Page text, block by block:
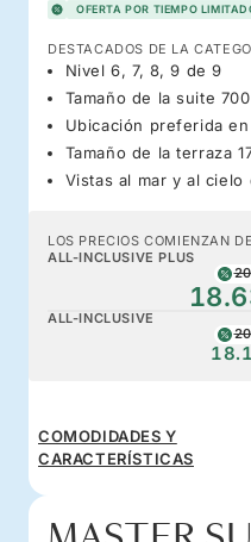
OFERTA POR TIEMPO
DESTACADOS DE LA
Nivel 6, 7, 8, 9 de 9
Tamaño de la suite
Ubicación preferida
Tamaño de la terraza
Vistas al mar y al
LOS PRECIOS COMIENZAN
ALL-INCLUSIVE PLUS
ALL-INCLUSIVE
COMODIDADES Y
CARACTERÍSTICAS